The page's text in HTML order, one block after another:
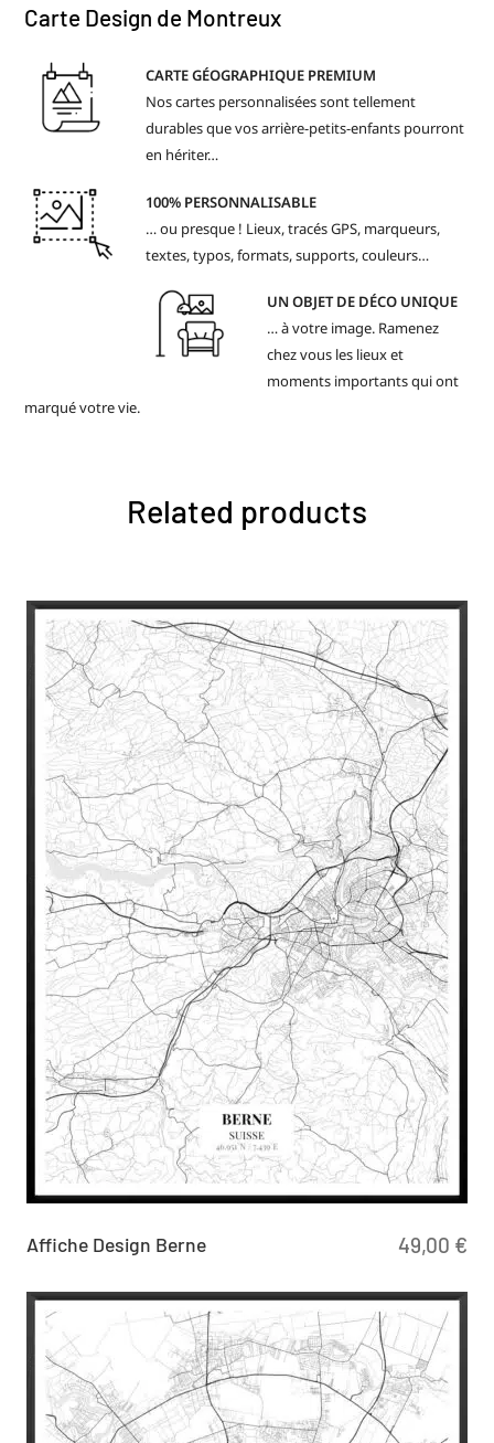
Carte Design de Montreux
CARTE GÉOGRAPHIQUE PREMIUM
Nos cartes personnalisées sont tellement
durables que vos arrière-petits-enfants pourront
en hériter…
100% PERSONNALISABLE
… ou presque ! Lieux, tracés GPS, marqueurs,
textes, typos, formats, supports, couleurs…
UN OBJET DE DÉCO UNIQUE
… à votre image. Ramenez
chez vous les lieux et
moments importants qui ont
marqué votre vie.
Related products
49,00 €
Affiche Design Berne